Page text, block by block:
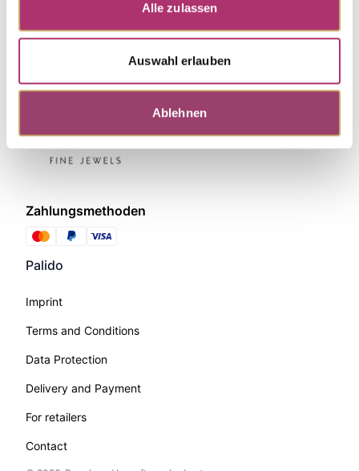
Alle zulassen
Auswahl erlauben
Ablehnen
Zahlungsmethoden
Palido
Imprint
Terms and Conditions
Data Protection
Delivery and Payment
For retailers
Contact